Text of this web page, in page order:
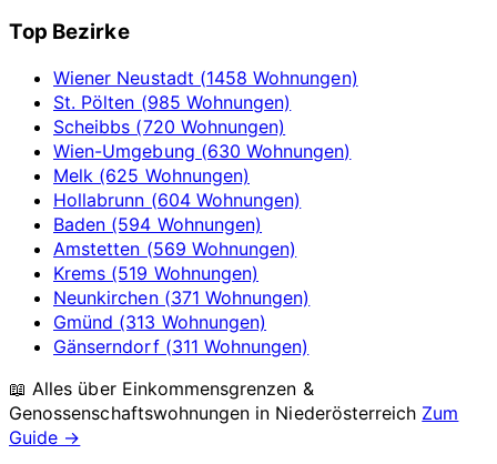
Top Bezirke
Wiener Neustadt (1458 Wohnungen)
St. Pölten (985 Wohnungen)
Scheibbs (720 Wohnungen)
Wien-Umgebung (630 Wohnungen)
Melk (625 Wohnungen)
Hollabrunn (604 Wohnungen)
Baden (594 Wohnungen)
Amstetten (569 Wohnungen)
Krems (519 Wohnungen)
Neunkirchen (371 Wohnungen)
Gmünd (313 Wohnungen)
Gänserndorf (311 Wohnungen)
📖 Alles über Einkommensgrenzen &
Genossenschaftswohnungen in Niederösterreich Zum
Guide →